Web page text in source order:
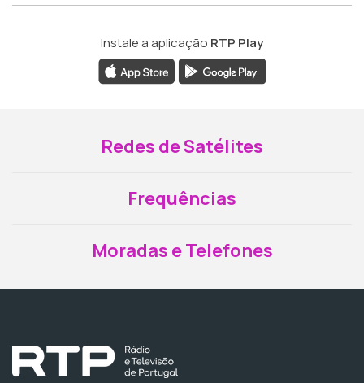
Instale a aplicação RTP Play
Redes de Satélites
Frequências
Moradas e Telefones